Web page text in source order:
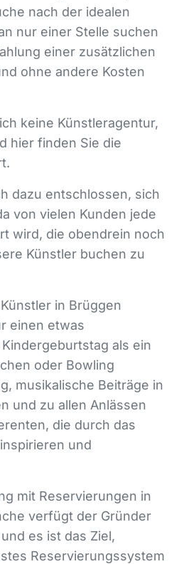
nach der idealen
nur einer Stelle suchen
einer zusätzlichen
ohne andere Kosten
keine Künstleragentur,
hier finden Sie die
dazu entschlossen, sich
von vielen Kunden jede
wird, die obendrein noch
Künstler buchen zu
in Brüggen
einen etwas
als ein
oder Bowling
musikalische Beiträge in
und zu allen Anlässen
die durch das
und
mit Reservierungen in
verfügt der Gründer
es ist das Ziel,
Reservierungssystem